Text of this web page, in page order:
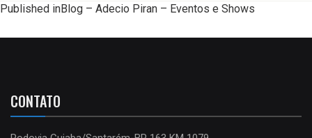
Published inBlog – Adecio Piran – Eventos e Shows
CONTATO